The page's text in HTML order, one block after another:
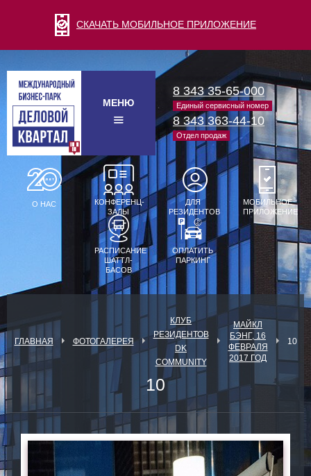
СКАЧАТЬ МОБИЛЬНОЕ ПРИЛОЖЕНИЕ
МЕНЮ
8 343 35-65-000
Единый сервисный номер
8 343 363-44-10
Отдел продаж
О НАС
КОНФЕРЕНЦ-
ЗАЛЫ
ДЛЯ
РЕЗИДЕНТОВ
МОБИЛЬНОЕ
ПРИЛОЖЕНИЕ
РАСПИСАНИЕ
ШАТТЛ-
БАСОВ
ОПЛАТИТЬ
ПАРКИНГ
ГЛАВНАЯ ФОТОГАЛЕРЕЯ
КЛУБ
РЕЗИДЕНТОВ
DK
COMMUNITY
МАЙКЛ
БЭНГ, 16
ФЕВРАЛЯ
2017 ГОД
10
10